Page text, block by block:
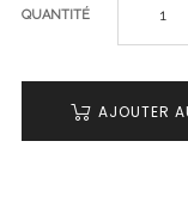
QUANTITÉ
AJOUTER